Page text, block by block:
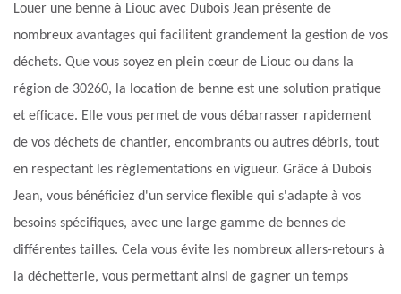
Louer une benne à Liouc avec Dubois Jean présente de
nombreux avantages qui facilitent grandement la gestion de vos
déchets. Que vous soyez en plein cœur de Liouc ou dans la
région de 30260, la location de benne est une solution pratique
et efficace. Elle vous permet de vous débarrasser rapidement
de vos déchets de chantier, encombrants ou autres débris, tout
en respectant les réglementations en vigueur. Grâce à Dubois
Jean, vous bénéficiez d'un service flexible qui s'adapte à vos
besoins spécifiques, avec une large gamme de bennes de
différentes tailles. Cela vous évite les nombreux allers-retours à
la déchetterie, vous permettant ainsi de gagner un temps